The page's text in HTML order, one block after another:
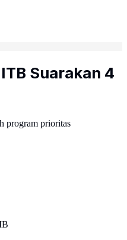
Suarakan 4
program prioritas